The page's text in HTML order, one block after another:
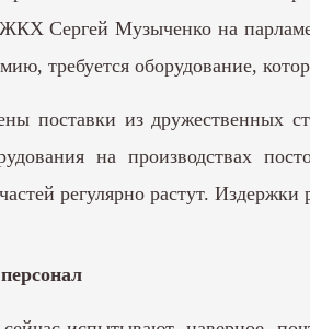
ЖКХ Сергей Музыченко на
требуется оборудование,
поставки из дружественных
на производствах
регулярно растут.